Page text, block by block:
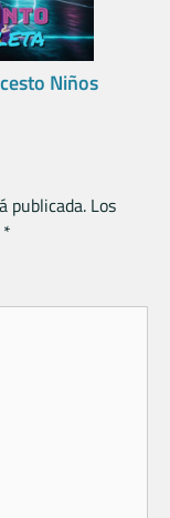
Niños
publicada. Los
*